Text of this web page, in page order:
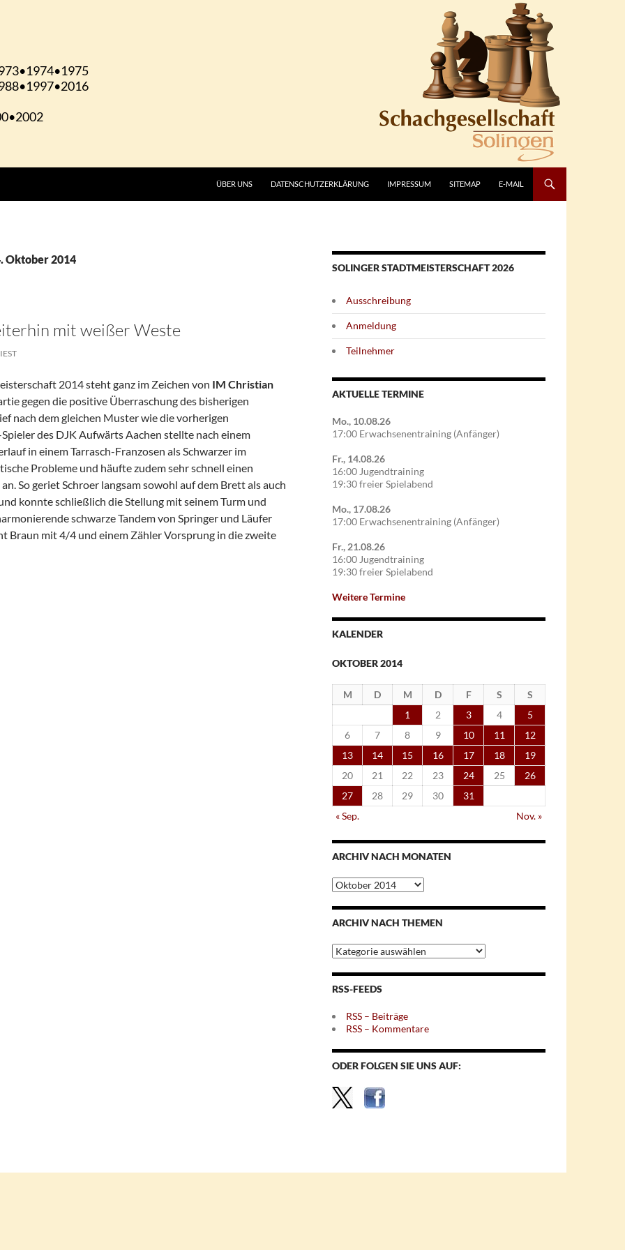
ÜBER UNS DATENSCHUTZERKLÄRUNG IMPRESSUM SITEMAP E-MAIL
Oktober 2014
mit weißer Weste
2014 steht ganz im Zeichen von IM Christian
gegen die positive Überraschung des bisherigen
nach dem gleichen Muster wie die vorherigen
des DJK Aufwärts Aachen stellte nach einem
in einem Tarrasch-Franzosen als Schwarzer im
Probleme und häufte zudem sehr schnell einen
So geriet Schroer langsam sowohl auf dem Brett als auch
konnte schließlich die Stellung mit seinem Turm und
schwarze Tandem von Springer und Läufer
Braun mit 4/4 und einem Zähler Vorsprung in die zweite
Weiterhin Mit Weißer Weste
SOLINGER STADTMEISTERSCHAFT 2026
Ausschreibung
Anmeldung
Teilnehmer
AKTUELLE TERMINE
Mo., 10.08.26
17:00 Erwachsenentraining (Anfänger)
Fr., 14.08.26
16:00 Jugendtraining
19:30 freier Spielabend
Mo., 17.08.26
17:00 Erwachsenentraining (Anfänger)
Fr., 21.08.26
16:00 Jugendtraining
19:30 freier Spielabend
Weitere Termine
KALENDER
OKTOBER 2014
M D M D F S
S
1
2 3 4
5
6
7 8 9 10 11
12
13
14 15 16 17 18
19
20
21 22 23 24 25
26
27
28 29 30
31
« Sep.
Nov. »
ARCHIV NACH MONATEN
Archiv
nach
Monaten
ARCHIV NACH THEMEN
Archiv
nach
Themen
RSS-FEEDS
RSS – Beiträge
RSS – Kommentare
ODER FOLGEN SIE UNS AUF: